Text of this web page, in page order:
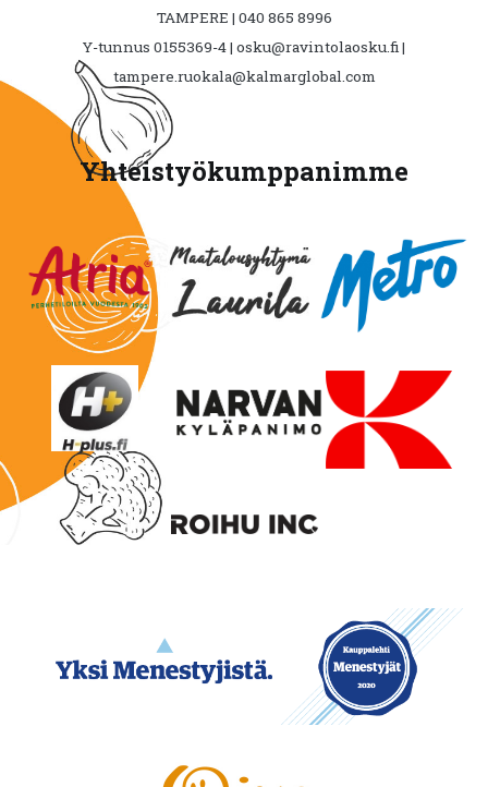
TAMPERE | 040 865 8996
Y-tunnus 0155369-4 | osku@ravintolaosku.fi |
tampere.ruokala@kalmarglobal.com
Yhteistyökumppanimme